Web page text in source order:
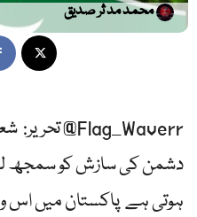
محمد مد ثر صدیق
تحریر: شعیب اسلم @Flag_Waverr
‏دشمن کی سازش کو سمجھ
ہوتی ہے پاکستان میں اس